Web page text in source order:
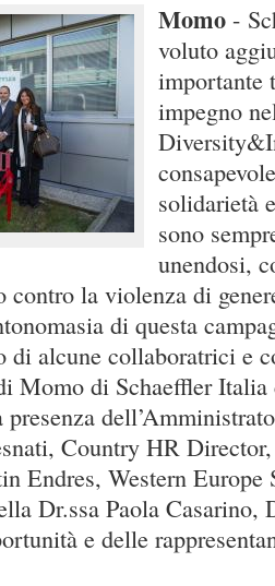
Momo -
voluto
importante
impegno
solidarietà
sono
unendosi,
contro la violenza di
di questa
di alcune collaboratrici e
Momo di Schaeffler
Country HR
Endres, Western
Dr.ssa Paola
e delle